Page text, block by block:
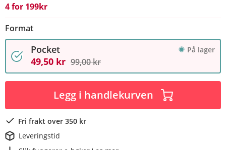
4 for 199kr
Format
Pocket På lager
49,50 kr 99,00 kr
Legg i handlekurven
Fri frakt over 350 kr
Leveringstid